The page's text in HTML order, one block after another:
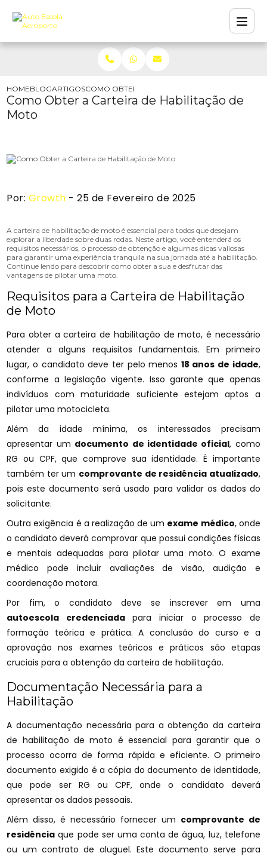
HOMEBLOGARTIGOSCOMO OBTER A CARTEIRA DE HABILITAÇÃO DE
Como Obter a Carteira de Habilitação de
Moto
Por: Growth - 25 de Fevereiro de 2025
A carteira de habilitação de moto é essencial para todos que desejam
explorar a liberdade sobre duas rodas. Neste artigo, você entenderá os
requisitos necessários, o processo de obtenção e algumas dicas valiosas
para garantir uma experiência tranquila na sua jornada até a habilitação.
Continue lendo para descobrir como obter a sua e desfrutar das
vantagens de pilotar uma moto.
Requisitos para a Carteira de Habilitação
de Moto
Para obter a carteira de habilitação de moto, é necessário
atender a alguns requisitos fundamentais. Em primeiro
lugar, o candidato deve ter pelo menos 18 anos de idade,
conforme a legislação vigente. Isso garante que apenas
indivíduos com maturidade suficiente estejam aptos a
pilotar uma motocicleta.
Além da idade mínima, os interessados precisam
apresentar um documento de identidade oficial, como
RG ou CPF, que comprove sua identidade. É importante
também ter um comprovante de residência atualizado,
pois este documento será usado para validar os dados do
solicitante.
Outra exigência é a realização de um exame médico, onde
o candidato deverá comprovar que possui condições físicas
e mentais adequadas para pilotar uma moto. O exame
médico pode incluir avaliações de visão, audição e
coordenação motora.
Por fim, o candidato deve se inscrever em uma
autoescola credenciadapara iniciar o processo de
formação teórica e prática. A conclusão do curso e a
aprovação nos exames teóricos e práticos são etapas
cruciais para a obtenção da carteira de habilitação.
Documentação Necessária para a
Habilitação
A documentação necessária para a obtenção da carteira
de habilitação de moto é essencial para garantir que o
processo ocorra de forma rápida e eficiente. O primeiro
documento exigido é a cópia do documento de identidade,
que pode ser RG ou CPF, onde o candidato deverá
apresentar os dados pessoais.
Além disso, é necessário fornecer um comprovante de
residência que pode ser uma conta de água, luz, telefone
ou um contrato de aluguel. Este documento serve para